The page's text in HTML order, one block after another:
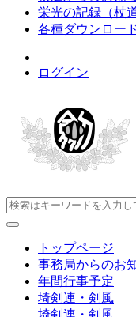
栄光の記録（杖道
各種ダウンロー
ログイン
トップページ
事務局からのお
年間行事予定
埼剣連・剣風
埼剣連・剣風